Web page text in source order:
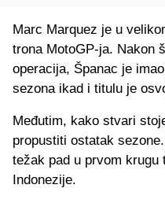
Marc Marquez je u
trona MotoGP-ja. Nakon
operacija, Španac je
sezona ikad i titulu je
Međutim, kako stvari
propustiti ostatak
težak pad u prvom krugu
Indonezije.